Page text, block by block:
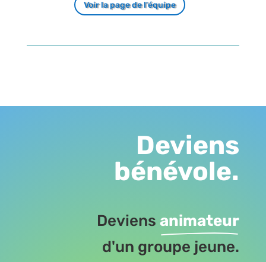
Voir la page de l'équipe
Deviens
bénévole.
Deviensanimateur
d'un groupe jeune.